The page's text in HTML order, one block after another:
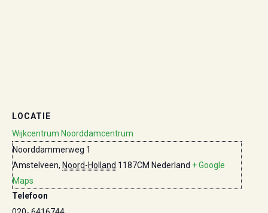
LOCATIE
Wijkcentrum Noorddamcentrum
Noorddammerweg 1
Amstelveen, Noord-Holland 1187CM Nederland + Google
Maps
Telefoon